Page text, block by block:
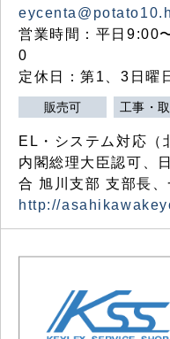
営業時間：平日
0
定休日：第1、3日曜
販売可 工事・
EL・システム対応（
内閣総理大臣認可、
合 旭川支部 支部長
http://